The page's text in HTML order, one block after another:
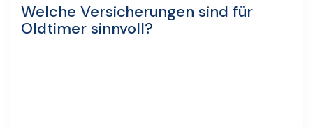
Welche Versicherungen sind für
Oldtimer sinnvoll?